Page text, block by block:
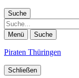
Suche
Suche
Menü Suche
Piraten Thüringen
Schließen